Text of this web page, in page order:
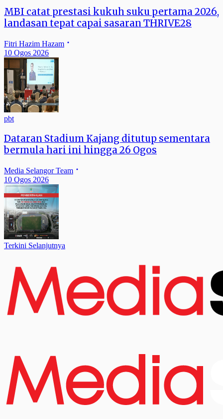
MBI catat prestasi kukuh suku pertama 2026,
landasan tepat capai sasaran THRIVE28
Fitri Hazim Hazam
10 Ogos 2026
pbt
Dataran Stadium Kajang ditutup sementara
bermula hari ini hingga 26 Ogos
Media Selangor Team
10 Ogos 2026
Terkini Selanjutnya